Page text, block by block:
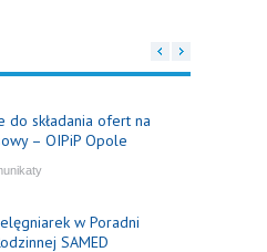
do składania ofert na
– OIPiP Opole
w Poradni
SAMED